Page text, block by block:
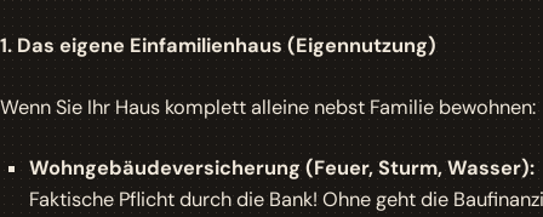
1. Das eigene Einfamilienhaus (Eigennutzung)
Wenn Sie Ihr Haus komplett alleine nebst Familie bewohnen:
Wohngebäudeversicherung (Feuer, Sturm, Wasser):
Faktische Pflicht durch die Bank! Ohne geht die